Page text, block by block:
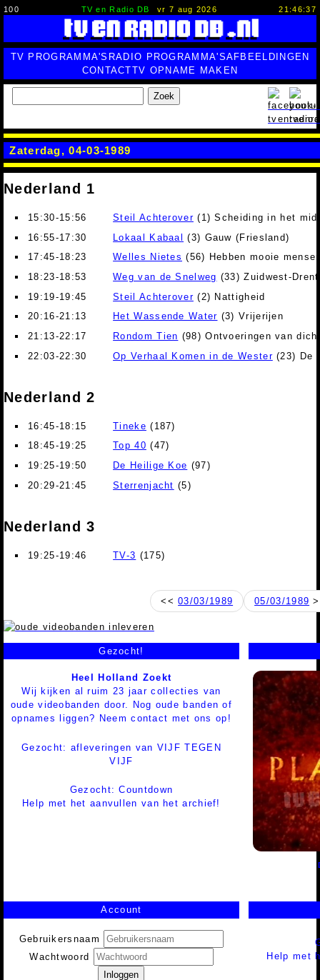
100 TV en Radio DB vr 7 aug 2026 21:46:37
TV PROGRAMMA'S RADIO PROGRAMMA'SAFBEELDINGEN
CONTACTTV OPNAME MAKEN
Zoek
Zaterdag, 04-03-1989
Nederland 1
15:30-15:56 Steil Achterover(1) Scheiding in het
16:55-17:30
Lokaal Kabaal
(3) Gauw (Friesland)
17:45-18:23
Welles Nietes (56) Hebben mooie
18:23-18:53
Weg van de Snelweg (33) Zuidwest-
19:19-19:45
Steil Achterover(2) Nattigheid
20:16-21:13
Het Wassende Water (3) Vrijerijen
21:13-22:17
Rondom Tien (98) Ontvoeringen van
22:03-22:30
Op Verhaal Komen in de Wester(23) De
Nederland 2
16:45-18:15 Tineke (187)
18:45-19:25
Top 40 (47)
19:25-19:50
De Heilige Koe (97)
20:29-21:45
Sterrenjacht (5)
Nederland 3
19:25-19:46 TV-3 (175)
<<03/03/1989 05/03/1989
Gezocht!
Heel Holland Zoekt
Wij kijken al ruim 23 jaar collecties van
oude videobanden door. Nog oude banden of
opnames liggen? Neem contact met ons op!
Gezocht: afleveringen van VIJF TEGEN
VIJF
Gezocht: Countdown
Help met het aanvullen van het archief!
Account
Gebruikersnaam
Wachtwoord
Inloggen
Help met